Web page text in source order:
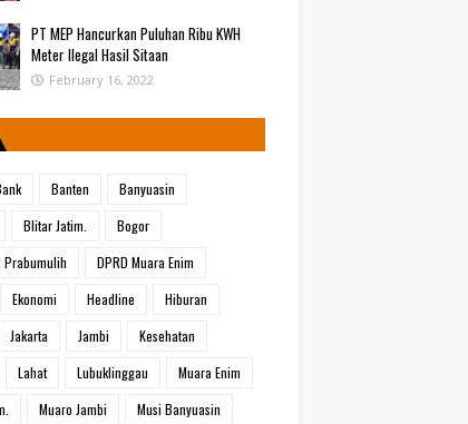
PT MEP Hancurkan Puluhan Ribu KWH
Meter Ilegal Hasil Sitaan
February 16, 2022
Banten
Banyuasin
Blitar Jatim.
Bogor
Prabumulih
DPRD Muara Enim
Ekonomi Headline
Hiburan
Jakarta Jambi
Kesehatan
Lahat Lubuklinggau
Muara Enim
Muaro Jambi
Musi Banyuasin